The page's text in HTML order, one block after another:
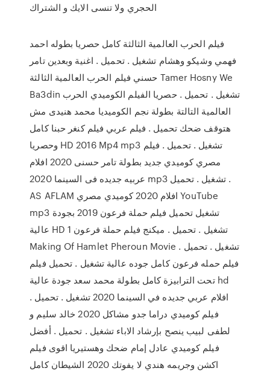
الحجري ولا تنسى الايك و الشتراك
فيلم الحرب العالمية الثالثة كامل حصريا بطوله احمد
فهمي وشيكو وهشام تشغيل . تحميل . اغنية وبعدين تامر
حسني فيلم الحرب العالمية الثالثة Tamer Hosny We
Ba3din تشغيل . تحميل . حصريا الفيلم الكوميدي الحرب
العالمية التالتة بطولة نجم الكوميديا محمد هنيدى مش
هتوقف ضحك تحميل . فيلم عربي فيلم كنغر حبنا كامل
وحصريا HD 2016 Mp4 mp3 تشغيل . تحميل . فيلم
مصري كوميدي جديد بطولة تامر حسنى 2020 افلام
عربيه جديده فى السينما 2020 mp3 تشغيل . تحميل .
AS AFLAM افلام 2020 كوميدي مصري YouTube
mp3 تشغيل تحميل فيلم حملة فرعون 2019 بجودة
عالية HD تشغيل . تحميل . ميكنج فيلم حملة فرعون 1
Making Of Hamlet Pheroun Movie تشغيل . تحميل .
فيلم حمله فرعون كامل جوده عالية تشغيل . تحميل فيلم
تحت الترابيزة كامل بطولة محمد سعد جودة عالية hd
افلام عربي جديده في السينما 2020 تشغيل . تحميل .
فيلم كوميدي دراما جدو مشاكل 2020 خالد سليم و
لطفى لبيب ينصح بإرشاد الاباء تشغيل . تحميل . أفضل
فيلم كوميدي عادل إمام ضحك وهستيريا اقوى فيلم
اكشن وجريمه هندي لا يفوتك 2020 الشيطان كامل